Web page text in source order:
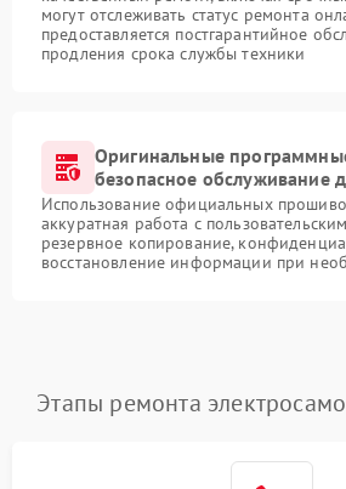
могут отслеживать статус ремонта
предоставляется постгарантийное
продления срока службы техники
Оригинальные
безопасное обслуживание
Использование официальных
аккуратная работа с
резервное копирование,
восстановление информации при
Этапы ремонта